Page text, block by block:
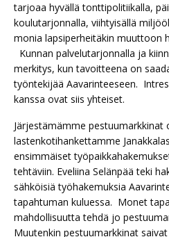
tarjoaa hyvällä tonttipolitiikalla,
koulutarjonnalla, viihtyisällä
monia lapsiperheitäkin muuttoon
Kunnan palvelutarjonnalla ja
merkitys, kun tavoitteena on
työntekijää Aavarinteeseen.
kanssa ovat siis yhteiset.
Järjestämämme
lastenkotihankettamme
ensimmäiset
tehtäviin. Eveliina Selänpää teki
sähköisiä työhakemuksia
tapahtuman kuluessa. Monet
mahdollisuutta tehdä jo
Muutenkin pestuumarkkinat